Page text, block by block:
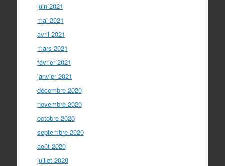
juin 2021
mai 2021
avril 2021
mars 2021
février 2021
janvier 2021
décembre 2020
novembre 2020
octobre 2020
septembre 2020
août 2020
juillet 2020